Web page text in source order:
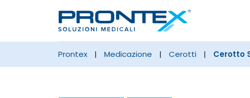
prontex | medicazione | cerotti | Cerotto